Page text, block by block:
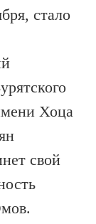
стало
Хоца
свой